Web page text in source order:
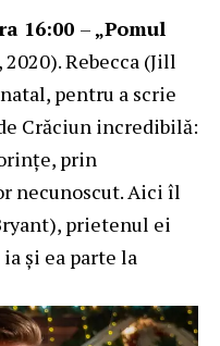
16:00 –„Pomul
, 2020). Rebecca (Jill
pentru a scrie
Crăciun incredibilă:
prin
necunoscut. Aici îl
prietenul ei
și ea parte la